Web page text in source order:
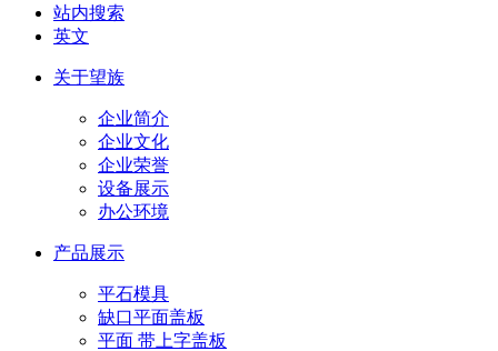
站内搜索
英文
关于望族
企业简介
企业文化
企业荣誉
设备展示
办公环境
产品展示
平石模具
缺口平面盖板
平面 带上字盖板